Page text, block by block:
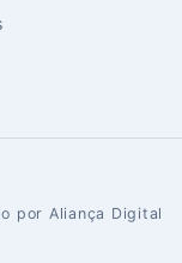
por Aliança Digital